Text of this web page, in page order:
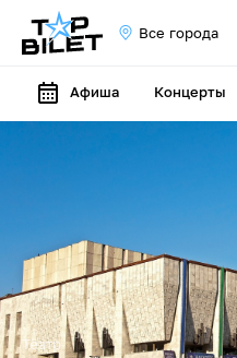
Все города
Афиша Концерты
Театр